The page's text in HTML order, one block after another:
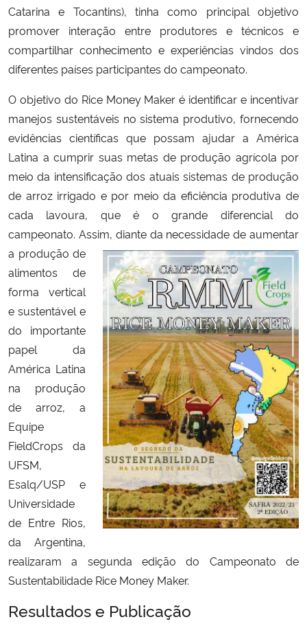
Catarina e Tocantins), tinha como principal objetivo
promover interação entre produtores e técnicos e
compartilhar conhecimento e experiências vindos dos
diferentes países participantes do campeonato.
O objetivo do Rice Money Maker é identificar e incentivar
manejos sustentáveis no sistema produtivo, fornecendo
evidências científicas que possam ajudar a América
Latina a cumprir suas metas de produção agrícola por
meio da intensificação dos atuais sistemas de produção
de arroz irrigado e por meio da eficiência produtiva de
cada lavoura, que é o grande diferencial do
campeonato. Assim, diante da necessidade de aumentar
a produção de
alimentos de
forma vertical
e sustentável e
do importante
papel da
América Latina
na produção
de arroz, a
Equipe
FieldCrops da
UFSM,
Esalq/USP e
Universidade
de Entre Rios,
da Argentina,
realizaram a segunda edição do Campeonato de
Sustentabilidade Rice Money Maker.
Resultados e Publicação